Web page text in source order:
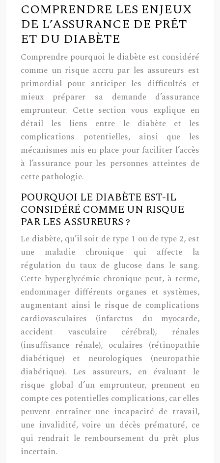
COMPRENDRE LES ENJEUX
DE L’ASSURANCE DE PRÊT
ET DU DIABÈTE
Comprendre pourquoi le diabète est considéré
comme un risque accru par les assureurs est
primordial pour anticiper les difficultés et
mieux préparer sa demande d’assurance
emprunteur. Cette section vous explique en
détail les liens entre le diabète et les
complications potentielles, ainsi que les
mécanismes mis en place pour faciliter l’accès
à l’assurance pour les personnes atteintes de
cette pathologie.
POURQUOI LE DIABÈTE EST-IL
CONSIDÉRÉ COMME UN RISQUE
PAR LES ASSUREURS ?
Le diabète, qu’il soit de type 1 ou de type 2, est
une maladie chronique qui affecte la
régulation du taux de glucose dans le sang.
Cette hyperglycémie chronique peut, à terme,
endommager différents organes et systèmes,
augmentant ainsi le risque de complications
cardiovasculaires (infarctus du myocarde,
accident vasculaire cérébral), rénales
(insuffisance rénale), oculaires (rétinopathie
diabétique) et neurologiques (neuropathie
diabétique). Les assureurs, en évaluant le
risque global d’un emprunteur, prennent en
compte ces potentielles complications, car elles
peuvent entraîner une incapacité de travail,
une invalidité, voire un décès prématuré, ce
qui rendrait le remboursement du prêt plus
incertain.